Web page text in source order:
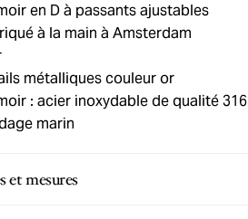
en D à passants ajustables
à la main à Amsterdam
métalliques couleur or
: acier inoxydable de qualité 316
marin
et mesures